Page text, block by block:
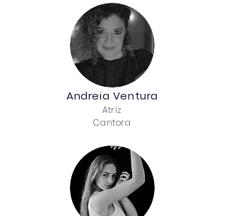
Andreia Ventura
Atriz
Cantora